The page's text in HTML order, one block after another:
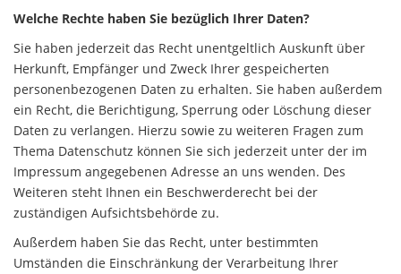
Welche Rechte haben Sie bezüglich Ihrer Daten?
Sie haben jederzeit das Recht unentgeltlich Auskunft über
Herkunft, Empfänger und Zweck Ihrer gespeicherten
personenbezogenen Daten zu erhalten. Sie haben außerdem
ein Recht, die Berichtigung, Sperrung oder Löschung dieser
Daten zu verlangen. Hierzu sowie zu weiteren Fragen zum
Thema Datenschutz können Sie sich jederzeit unter der im
Impressum angegebenen Adresse an uns wenden. Des
Weiteren steht Ihnen ein Beschwerderecht bei der
zuständigen Aufsichtsbehörde zu.
Außerdem haben Sie das Recht, unter bestimmten
Umständen die Einschränkung der Verarbeitung Ihrer